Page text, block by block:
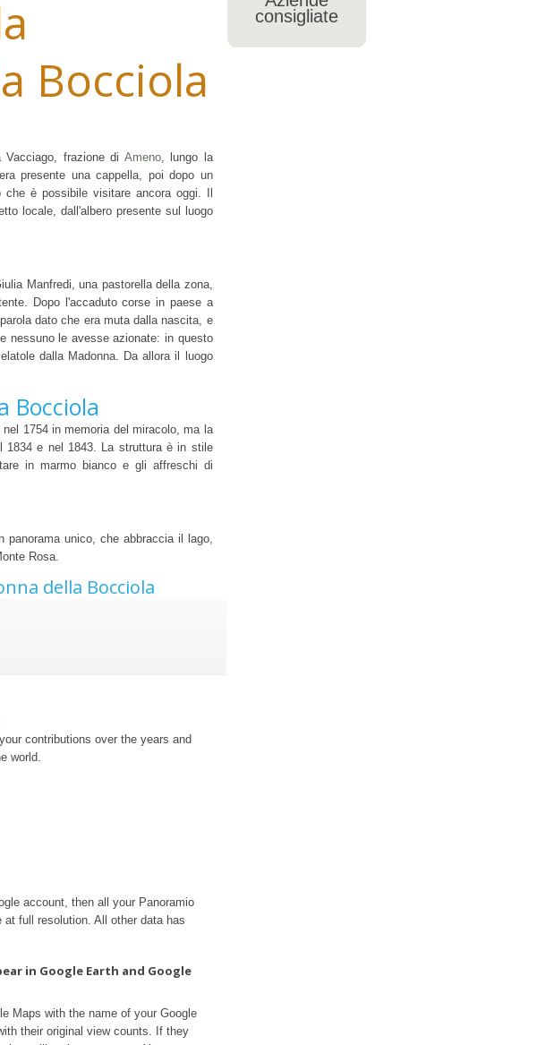
Bocciola
frazione di Ameno, lungo la
presente una cappella, poi dopo un
è possibile visitare ancora oggi. Il
locale, dall'albero presente sul luogo
Manfredi, una pastorella della zona,
Dopo l'accaduto corse in paese a
dato che era muta dalla nascita, e
nessuno le avesse azionate: in questo
dalla Madonna. Da allora il luogo
Bocciola
1754 in memoria del miracolo, ma la
1834 e nel 1843. La struttura è in stile
in marmo bianco e gli affreschi di
panorama unico, che abbraccia il lago,
Rosa.
della Bocciola
contributions over the years and
world.
account, then all your Panoramio
full resolution. All other data has
in Google Earth and Google
Maps with the name of your Google
their original view counts. If they
consigliate